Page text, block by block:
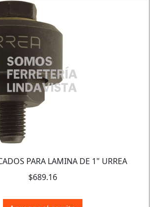
PARA LAMINA DE 1" URREA
$689.16